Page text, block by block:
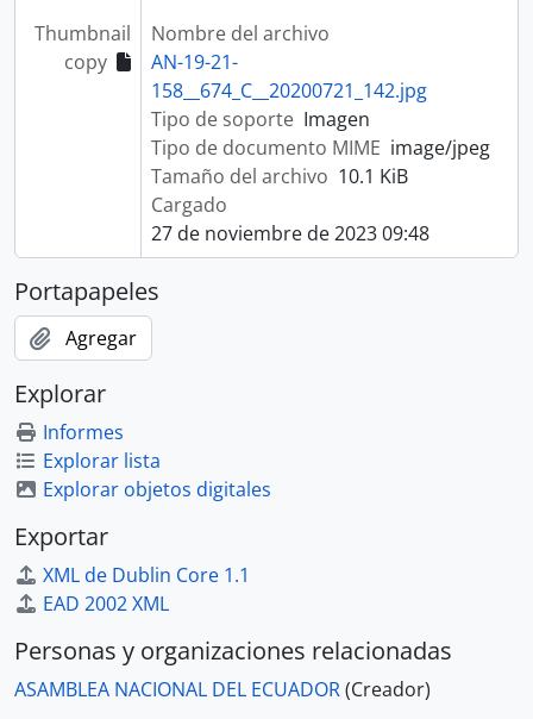
Thumbnail
copy
Nombre del archivo
AN-19-21-
158__674_C__20200721_142.jpg
Tipo de soporte Imagen
Tipo de documento MIME image/jpeg
Tamaño del archivo 10.1 KiB
Cargado
27 de noviembre de 2023 09:48
Portapapeles
Agregar
Explorar
Informes
Explorar lista
Explorar objetos digitales
Exportar
XML de Dublin Core 1.1
EAD 2002 XML
Personas y organizaciones relacionadas
ASAMBLEA NACIONAL DEL ECUADOR(Creador)